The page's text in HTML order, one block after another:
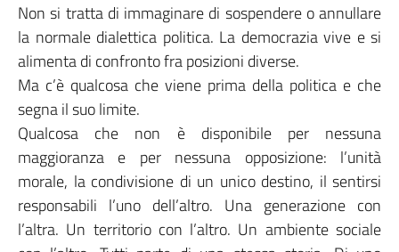
Non si tratta di immaginare di sospendere o annullare
la normale dialettica politica. La democrazia vive e si
alimenta di confronto fra posizioni diverse.
Ma c’è qualcosa che viene prima della politica e che
segna il suo limite.
Qualcosa che non è disponibile per nessuna
maggioranza e per nessuna opposizione: l’unità
morale, la condivisione di un unico destino, il sentirsi
responsabili l’uno dell’altro. Una generazione con
l’altra. Un territorio con l’altro. Un ambiente sociale